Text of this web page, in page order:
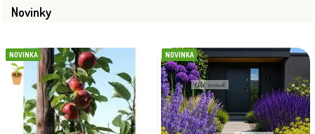
Novinky
NOVINKA NOVINKA